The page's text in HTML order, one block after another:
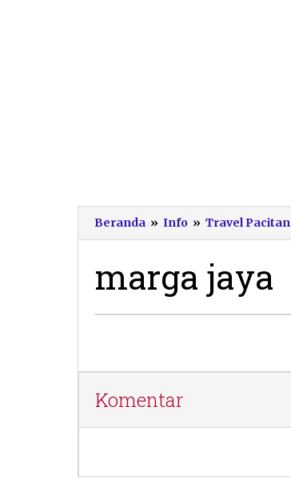
Beranda » Info » Travel Pacitan
marga jaya
oleh
Pacitanku
Komentar